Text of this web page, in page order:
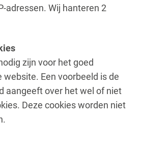
adressen. Wij hanteren 2
zijn voor het goed
Een voorbeeld is de
aangeeft over het wel of niet
Deze cookies worden niet